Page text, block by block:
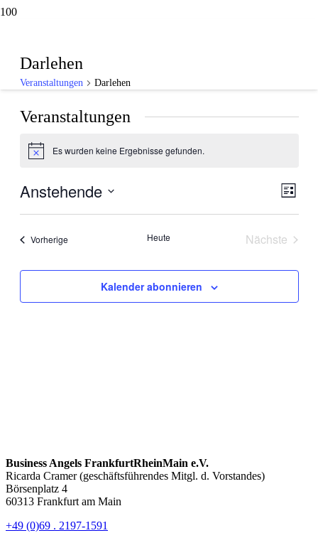
Darlehen
Veranstaltungen Darlehen
Veranstaltungen
HinweisEs wurden keine Ergebnisse gefunden.
Liste
Anstehende
VorherigeVeranstaltungen Heute
Nächste
Kalender abonnieren
Business Angels FrankfurtRheinMain e.V.
Ricarda Cramer (geschäftsführendes Mitgl. d. Vorstandes)
Börsenplatz 4
60313 Frankfurt am Main
+49 (0)69 . 2197-1591